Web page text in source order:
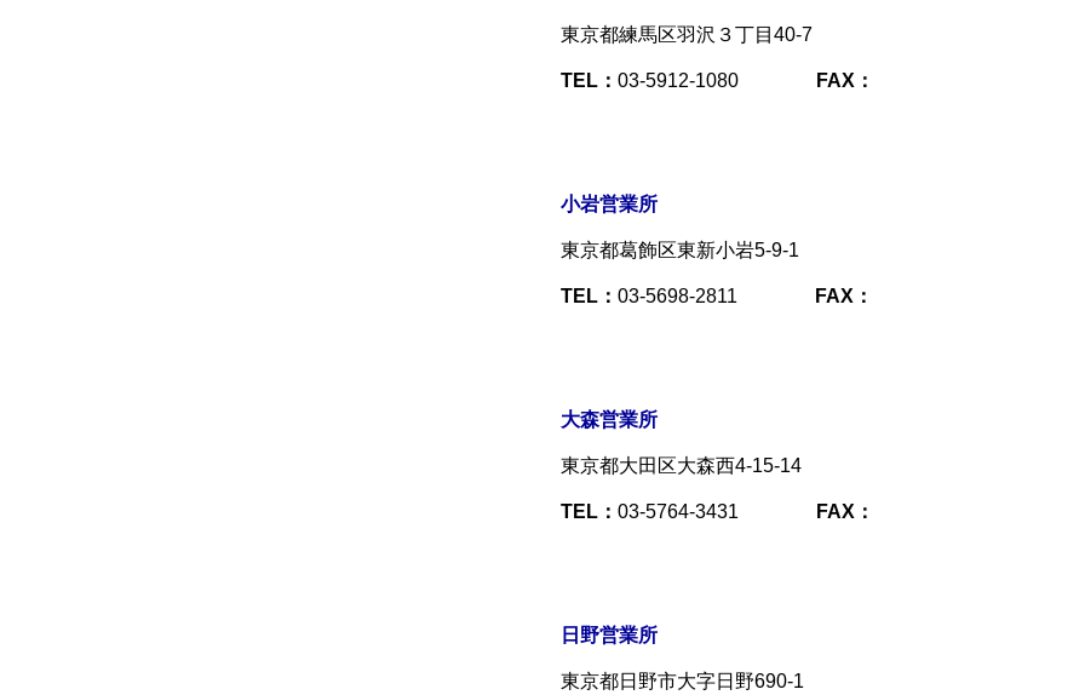
東京都練馬区羽沢３丁目40-7
TEL： 03-5912-1080 FAX：
小岩営業所
東京都葛飾区東新小岩5-9-1
TEL： 03-5698-2811 FAX：
大森営業所
東京都大田区大森西4-15-14
TEL： 03-5764-3431 FAX：
日野営業所
東京都日野市大字日野690-1